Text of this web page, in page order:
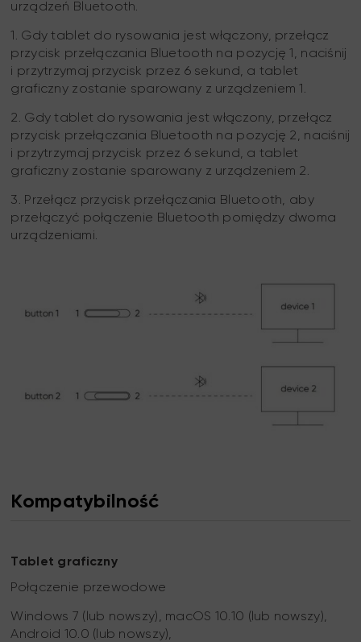
urządzeń Bluetooth.
1. Gdy tablet do rysowania jest włączony, przełącz
przycisk przełączania Bluetooth na pozycję 1, naciśnij
i przytrzymaj przycisk przez 6 sekund, a tablet
graficzny zostanie sparowany z urządzeniem 1.
2. Gdy tablet do rysowania jest włączony, przełącz
przycisk przełączania Bluetooth na pozycję 2, naciśnij
i przytrzymaj przycisk przez 6 sekund, a tablet
graficzny zostanie sparowany z urządzeniem 2.
3. Przełącz przycisk przełączania Bluetooth, aby
przełączyć połączenie Bluetooth pomiędzy dwoma
urządzeniami.
Kompatybilność
Tablet graficzny
Połączenie przewodowe
Windows 7 (lub nowszy), macOS 10.10 (lub nowszy),
Android 10.0 (lub nowszy),